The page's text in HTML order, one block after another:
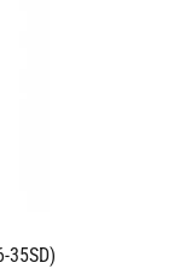
35SD)